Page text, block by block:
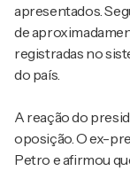
apresentados.
de
registradas no
do país.
A reação do
oposição. O ex-
Petro e afirmou